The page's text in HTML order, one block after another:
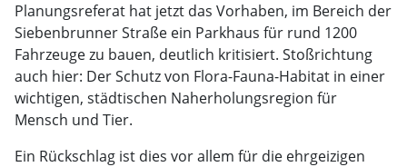
Planungsreferat hat jetzt das Vorhaben, im Bereich der
Siebenbrunner Straße ein Parkhaus für rund 1200
Fahrzeuge zu bauen, deutlich kritisiert. Stoßrichtung
auch hier: Der Schutz von Flora-Fauna-Habitat in einer
wichtigen, städtischen Naherholungsregion für
Mensch und Tier.
Ein Rückschlag ist dies vor allem für die ehrgeizigen